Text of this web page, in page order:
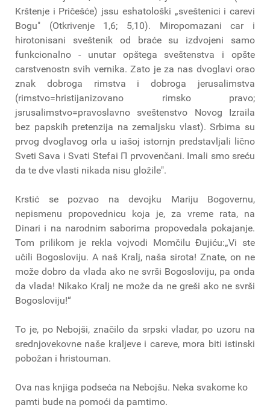
Krštenje i Pričešće) jssu eshatološki „sveštenici i carevi
Bogu" (Otkrivenje 1,6; 5,10). Miropomazani car i
hirotonisani sveštenik od braće su izdvojeni samo
funkcionalno - unutar opštega sveštenstva i opšte
carstvenostn svih vernika. Zato je za nas dvoglavi orao
znak dobroga rimstva i dobroga jerusalimstva
(rimstvo=hristijanizovano rimsko pravo;
jsrusalimstvo=pravoslavno sveštenstvo Novog Izraila
bez papskih pretenzija na zemaljsku vlast). Srbima su
prvog dvoglavog orla u iašoj istornjn predstavljali lično
Sveti Sava i Svati Stefai Π prvovenčani. Imali smo sreću
da te dve vlasti nikada nisu gložile".
Krstić se pozvao na devojku Mariju Bogovernu,
nepismenu propovednicu koja je, za vreme rata, na
Dinari i na narodnim saborima propovedala pokajanje.
Tom prilikom je rekla vojvodi Momčilu Đujiću:„Vi ste
učili Bogosloviju. Α naš Kralj, naša sirota! Znate, on ne
može dobro da vlada ako ne svrši Bogosloviju, pa onda
da vlada! Nikako Kralj ne može da ne greši ako ne svrši
Bogosloviju!“
To je, po Nebojši, značilo da srpski vladar, po uzoru na
srednjovekovne naše kraljeve i careve, mora biti istinski
pobožan i hristouman.
Ova nas knjiga podseća na Nebojšu. Neka svakome ko
pamti bude na pomoći da pamtimo.